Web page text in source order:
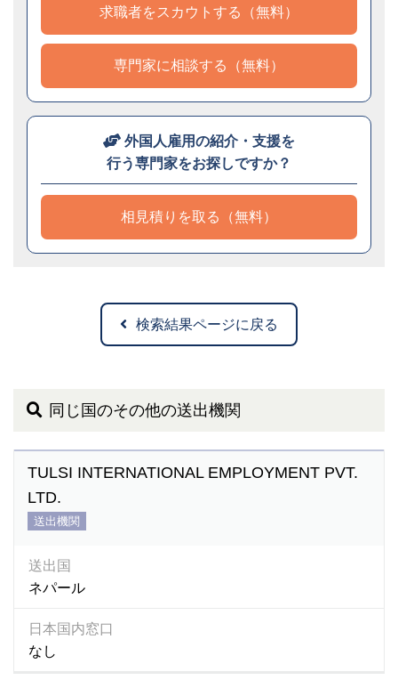
求職者をスカウトする（無料）
専門家に相談する（無料）
外国人雇用の紹介・支援を
行う専門家をお探しですか？
相見積りを取る（無料）
検索結果ページに戻る
同じ国のその他の送出機関
TULSI INTERNATIONAL EMPLOYMENT PVT.
LTD.
送出機関
送出国
ネパール
日本国内窓口
なし